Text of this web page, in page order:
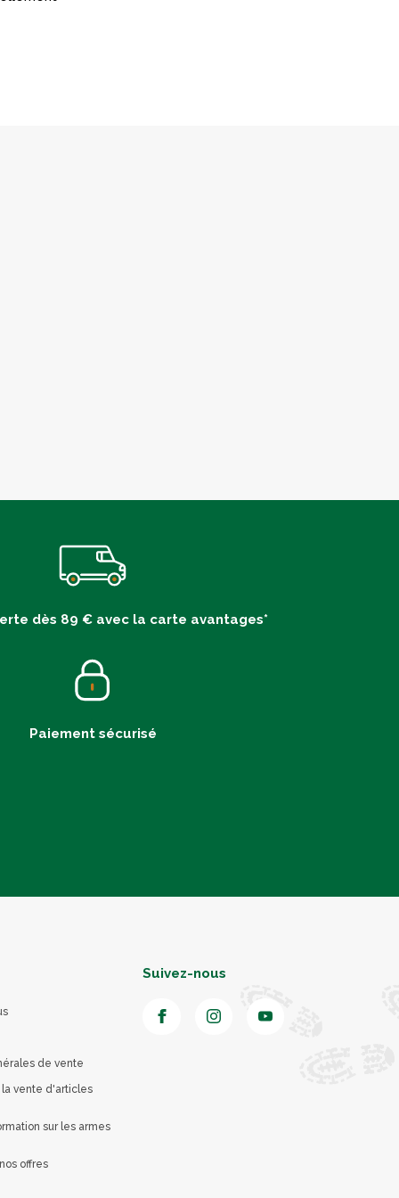
dès 89 € avec la carte avantages*
Paiement sécurisé
de vente
la vente d'articles
sur les armes
offres
Suivez-nous